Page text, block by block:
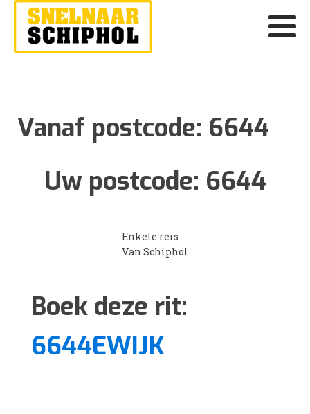
Vanaf postcode: 6644
Uw postcode: 6644
Enkele reis
Van Schiphol
Boek deze rit:
6644EWIJK